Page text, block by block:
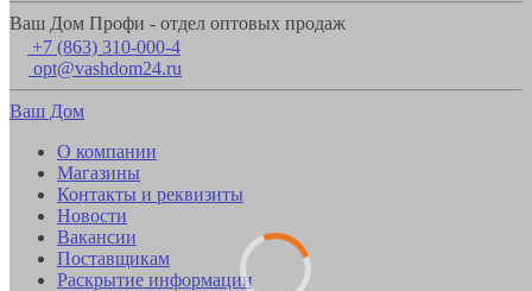
Ваш Дом Профи - отдел оптовых продаж
+7 (863) 310-000-4
opt@vashdom24.ru
Ваш Дом
О компании
Магазины
Контакты и реквизиты
Новости
Вакансии
Поставщикам
Раскрытие информации